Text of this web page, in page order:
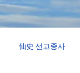
仙史 선교종사